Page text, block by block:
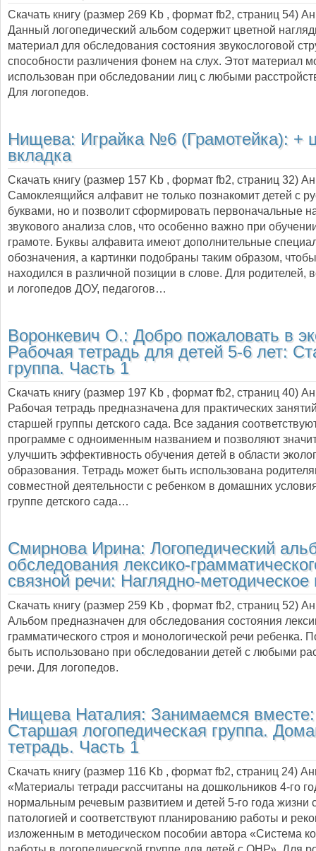
Скачать книгу (размер 269 Kb , формат fb2, страниц 54)
Данный логопедический альбом содержит цветной
материал для обследования состояния звукослоговой
способности различения фонем на слух. Этот материал
использован при обследовании лиц с любыми
Для логопедов.
Нищева: Играйка №6 (Грамотейка): +
вкладка
Скачать книгу (размер 157 Kb , формат fb2, страниц 32)
Самоклеящийся алфавит не только познакомит детей с
буквами, но и позволит сформировать первоначальные
звукового анализа слов, что особенно важно при
грамоте. Буквы алфавита имеют дополнительные
обозначения, а картинки подобраны таким образом,
находился в различной позиции в слове. Для родителей,
и логопедов ДОУ, педагогов…
Воронкевич О.: Добро пожаловать в
Рабочая тетрадь для детей 5-6 лет:
группа. Часть 1
Скачать книгу (размер 197 Kb , формат fb2, страниц 40)
Рабочая тетрадь предназначена для практических
старшей группы детского сада. Все задания
программе с одноименным названием и позволяют
улучшить эффективность обучения детей в области
образования. Тетрадь может быть использована
совместной деятельности с ребенком в домашних
группе детского сада…
Смирнова Ирина: Логопедический
обследования лексико-
связной речи: Наглядно-методическое
Скачать книгу (размер 259 Kb , формат fb2, страниц 52)
Альбом предназначен для обследования состояния
грамматического строя и монологической речи ребенка.
быть использовано при обследовании детей с любыми
речи. Для логопедов.
Нищева Наталия: Занимаемся вместе:
Старшая логопедическая группа.
тетрадь. Часть 1
Скачать книгу (размер 116 Kb , формат fb2, страниц 24)
«Материалы тетради рассчитаны на дошкольников 4-го
нормальным речевым развитием и детей 5-го года жизни
патологией и соответствуют планированию работы и
изложенным в методическом пособии автора «Система